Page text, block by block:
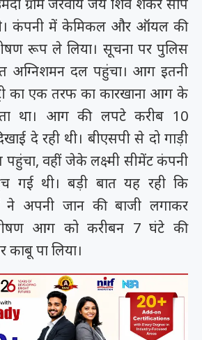
ग्राम जरवाय जय शिव शंकर सोप
कंपनी में केमिकल और ऑयल की
रूप ले लिया। सूचना पर पुलिस
अग्निशमन दल पहुंचा। आग इतनी
का एक तरफ का कारखाना आग के
था। आग की लपटे करीब 10
दे रही थी। बीएसपी से दो गाड़ी
वहीं जेके लक्ष्मी सीमेंट कंपनी
गई थी। बड़ी बात यह रही कि
ने अपनी जान की बाजी लगाकर
आग को करीबन 7 घंटे की
पा लिया।